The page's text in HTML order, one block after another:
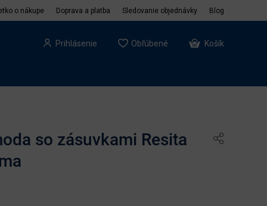
o nákupe Doprava a platba Sledovanie objednávky Blog
Prihlásenie Obľúbené Košík
so zásuvkami Resita